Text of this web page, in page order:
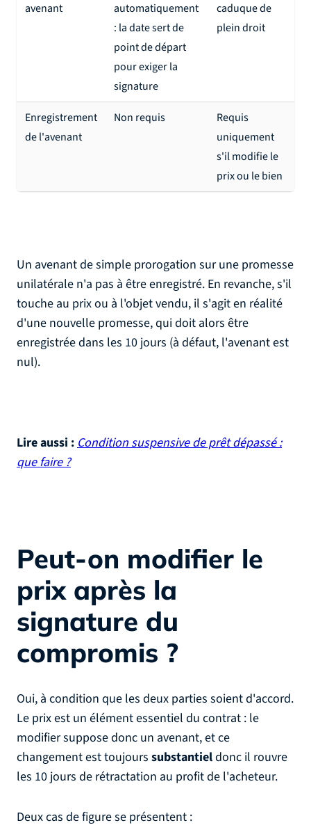
avenant
automatiquement
: la date sert de
point de départ
pour exiger la
signature
caduque de
plein droit
Enregistrement
de l'avenant
Non requis
Requis
uniquement
s'il modifie le
prix ou le bien
Un avenant de simple prorogation sur une promesse
unilatérale n'a pas à être enregistré. En revanche, s'il
touche au prix ou à l'objet vendu, il s'agit en réalité
d'une nouvelle promesse, qui doit alors être
enregistrée dans les 10 jours (à défaut, l'avenant est
nul).
Lire aussi :Condition suspensive de prêt dépassé :
que faire ?
Peut-on modifier le
prix après la
signature du
compromis ?
Oui, à condition que les deux parties soient d'accord.
Le prix est un élément essentiel du contrat : le
modifier suppose donc un avenant, et ce
changement est toujours substantieldonc il rouvre
les 10 jours de rétractation au profit de l'acheteur.
Deux cas de figure se présentent :